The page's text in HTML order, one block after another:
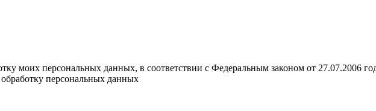
моих персональных данных, в соответствии с Федеральным законом от 27.07.2006
персональных данных